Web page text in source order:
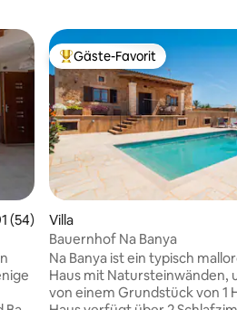
Bewertung: 4,91 von 5,
(54)
Beliebter Gäste-Favorit.
Gäste-Favorit
Villa
Bauernhof Na Banya
Na Banya ist ein typisch
Haus mit Natursteinwänden,
von einem Grundstück von 1